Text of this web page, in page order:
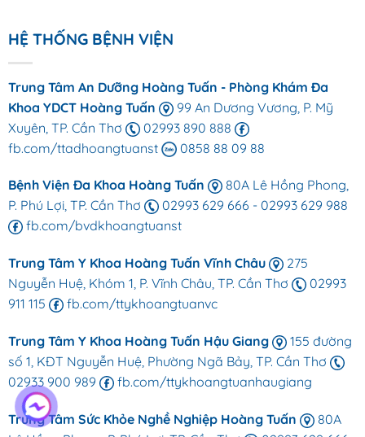
HỆ THỐNG BỆNH VIỆN
Trung Tâm An Dưỡng Hoàng Tuấn - Phòng Khám Đa
Khoa YDCT Hoàng Tuấn
99 An Dương Vương, P. Mỹ
Xuyên, TP. Cần Thơ
02993 890 888
fb.com/ttadhoangtuanst
0858 88 09 88
Bệnh Viện Đa Khoa Hoàng Tuấn
80A Lê Hồng Phong,
P. Phú Lợi, TP. Cần Thơ
02993 629 666 - 02993 629 988
fb.com/bvdkhoangtuanst
Trung Tâm Y Khoa Hoàng Tuấn Vĩnh Châu
275
Nguyễn Huệ, Khóm 1, P. Vĩnh Châu, TP. Cần Thơ
02993
911 115
fb.com/ttykhoangtuanvc
Trung Tâm Y Khoa Hoàng Tuấn Hậu Giang
155 đường
số 1, KĐT Nguyễn Huệ, Phường Ngã Bảy, TP. Cần Thơ
02933 900 989
fb.com/ttykhoangtuanhaugiang
Trung Tâm Sức Khỏe Nghề Nghiệp Hoàng Tuấn
80A